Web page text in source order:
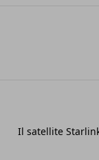
Il satellite